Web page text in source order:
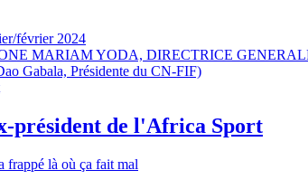
février 2024
MARIAM YODA, DIRECTRICE
Gabala, Présidente du CN-FIF)
président de l'Africa Sport
frappé là où ça fait mal